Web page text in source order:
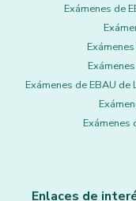
Exámenes de
Exámenes de EBAU de
Exámenes
Enlaces de